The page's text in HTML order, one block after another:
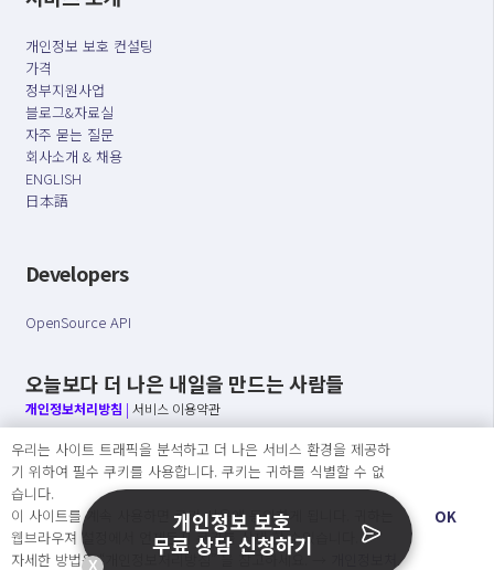
개인정보 보호 컨설팅
가격
정부지원사업
블로그&자료실
자주 묻는 질문
회사소개 & 채용
ENGLISH
日本語
Developers
OpenSource API
오늘보다 더 나은 내일을 만드는 사람들
개인정보처리방침 | 서비스 이용약관
○ 개인정보보호 컴플라이언스를 선도하겠습니다.
○ 정보주체의 권리를 보장하겠습니다.
○ 기업의 개인정보보호를 위한 효율적 관리를 보장하겠습니다.
우리는 사이트 트래픽을 분석하고 더 나은 서비스 환경을 제공하
기 위하여 필수 쿠키를 사용합니다. 쿠키는 귀하를 식별할 수 없
습니다.
이 사이트를 계속 사용하면 쿠키 사용에 동의하게 됩니다. 귀하는
웹브라우져 설정에서 언제든지 쿠키를 삭제 할 수있습니다.
자세한 방법은 “개인정보처리방침” 을 참고하세요. →
OK
X
개인정보 보호
무료 상담 신청하기